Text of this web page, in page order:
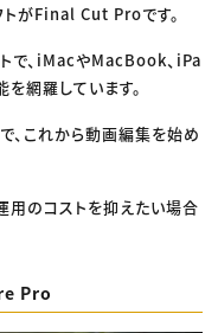
がFinal Cut Proです。
、iMacやMacBook、iPa
網羅しています。
、これから動画編集を始め
用のコストを抑えたい場合
Pro